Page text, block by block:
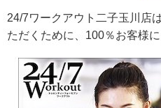
24/7ワークアウト二子玉川店
ただくために、100％お客様